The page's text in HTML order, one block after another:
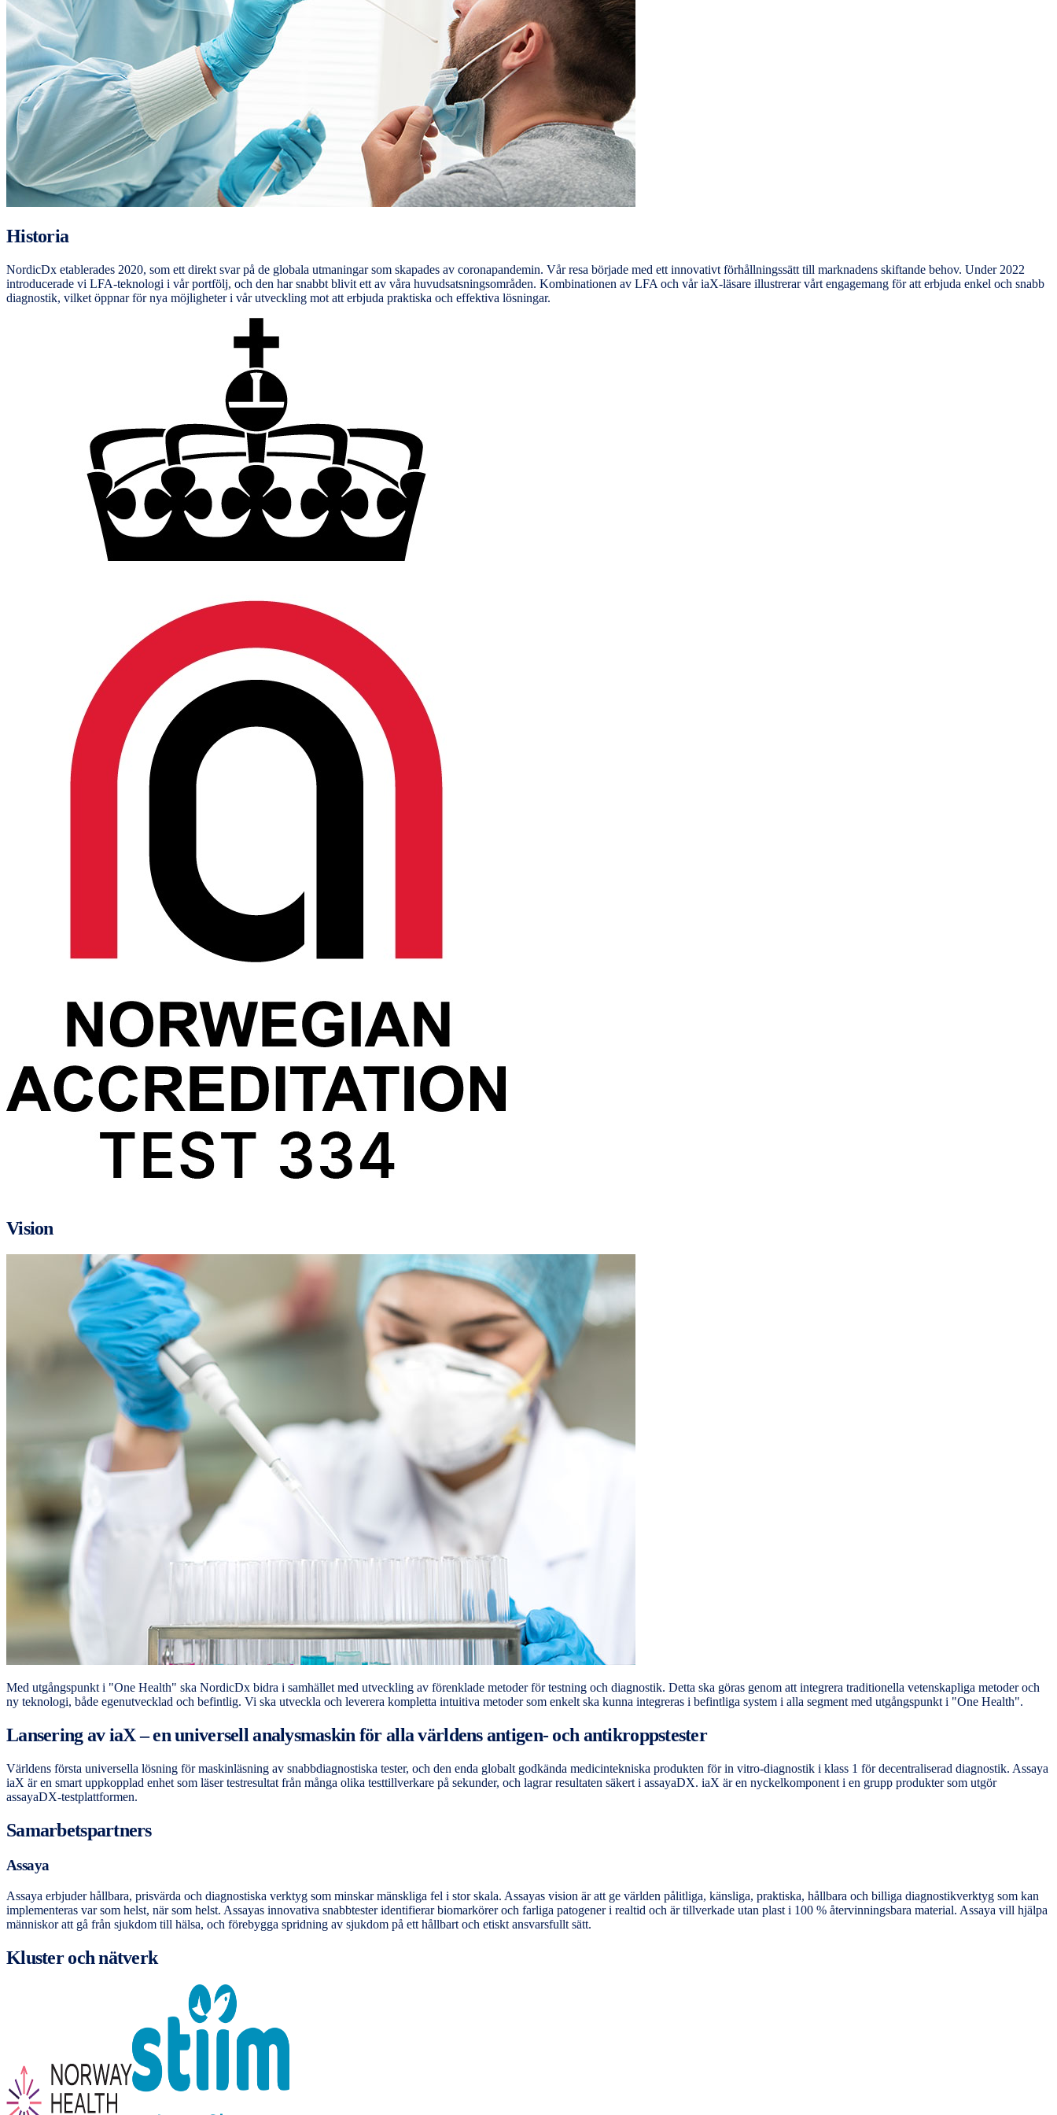
Historia
NordicDx etablerades 2020, som ett direkt svar på de globala utmaningar som skapades av coronapandemin. Vår resa började med ett innovativt förhållningssätt till marknadens skiftande behov. Under 2022
introducerade vi LFA-teknologi i vår portfölj, och den har snabbt blivit ett av våra huvudsatsningsområden. Kombinationen av LFA och vår iaX-läsare illustrerar vårt engagemang för att erbjuda enkel och snabb
diagnostik, vilket öppnar för nya möjligheter i vår utveckling mot att erbjuda praktiska och effektiva lösningar.
Vision
Med utgångspunkt i "One Health" ska NordicDx bidra i samhället med utveckling av förenklade metoder för testning och diagnostik. Detta ska göras genom att integrera traditionella vetenskapliga metoder och
ny teknologi, både egenutvecklad och befintlig. Vi ska utveckla och leverera kompletta intuitiva metoder som enkelt ska kunna integreras i befintliga system i alla segment med utgångspunkt i "One Health".
Lansering av iaX – en universell analysmaskin för alla världens antigen- och antikroppstester
Världens första universella lösning för maskinläsning av snabbdiagnostiska tester, och den enda globalt godkända medicintekniska produkten för in vitro-diagnostik i klass 1 för decentraliserad diagnostik. Assaya
iaX är en smart uppkopplad enhet som läser testresultat från många olika testtillverkare på sekunder, och lagrar resultaten säkert i assayaDX. iaX är en nyckelkomponent i en grupp produkter som utgör
assayaDX-testplattformen.
Samarbetspartners
Assaya
Assaya erbjuder hållbara, prisvärda och diagnostiska verktyg som minskar mänskliga fel i stor skala. Assayas vision är att ge världen pålitliga, känsliga, praktiska, hållbara och billiga diagnostikverktyg som kan
implementeras var som helst, när som helst. Assayas innovativa snabbtester identifierar biomarkörer och farliga patogener i realtid och är tillverkade utan plast i 100 % återvinningsbara material. Assaya vill hjälpa
människor att gå från sjukdom till hälsa, och förebygga spridning av sjukdom på ett hållbart och etiskt ansvarsfullt sätt.
Kluster och nätverk